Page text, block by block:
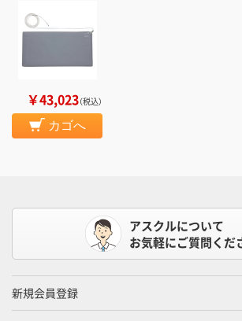
￥43,023（税込）
カゴへ
アスクルについて
お気軽にご質問くだ
新規会員登録